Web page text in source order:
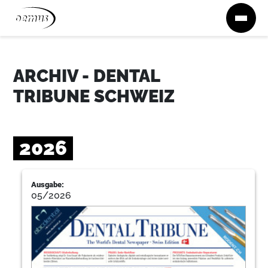
Zum Inhalt springen
ARCHIV - DENTAL
TRIBUNE SCHWEIZ
2026
Ausgabe:
05/2026